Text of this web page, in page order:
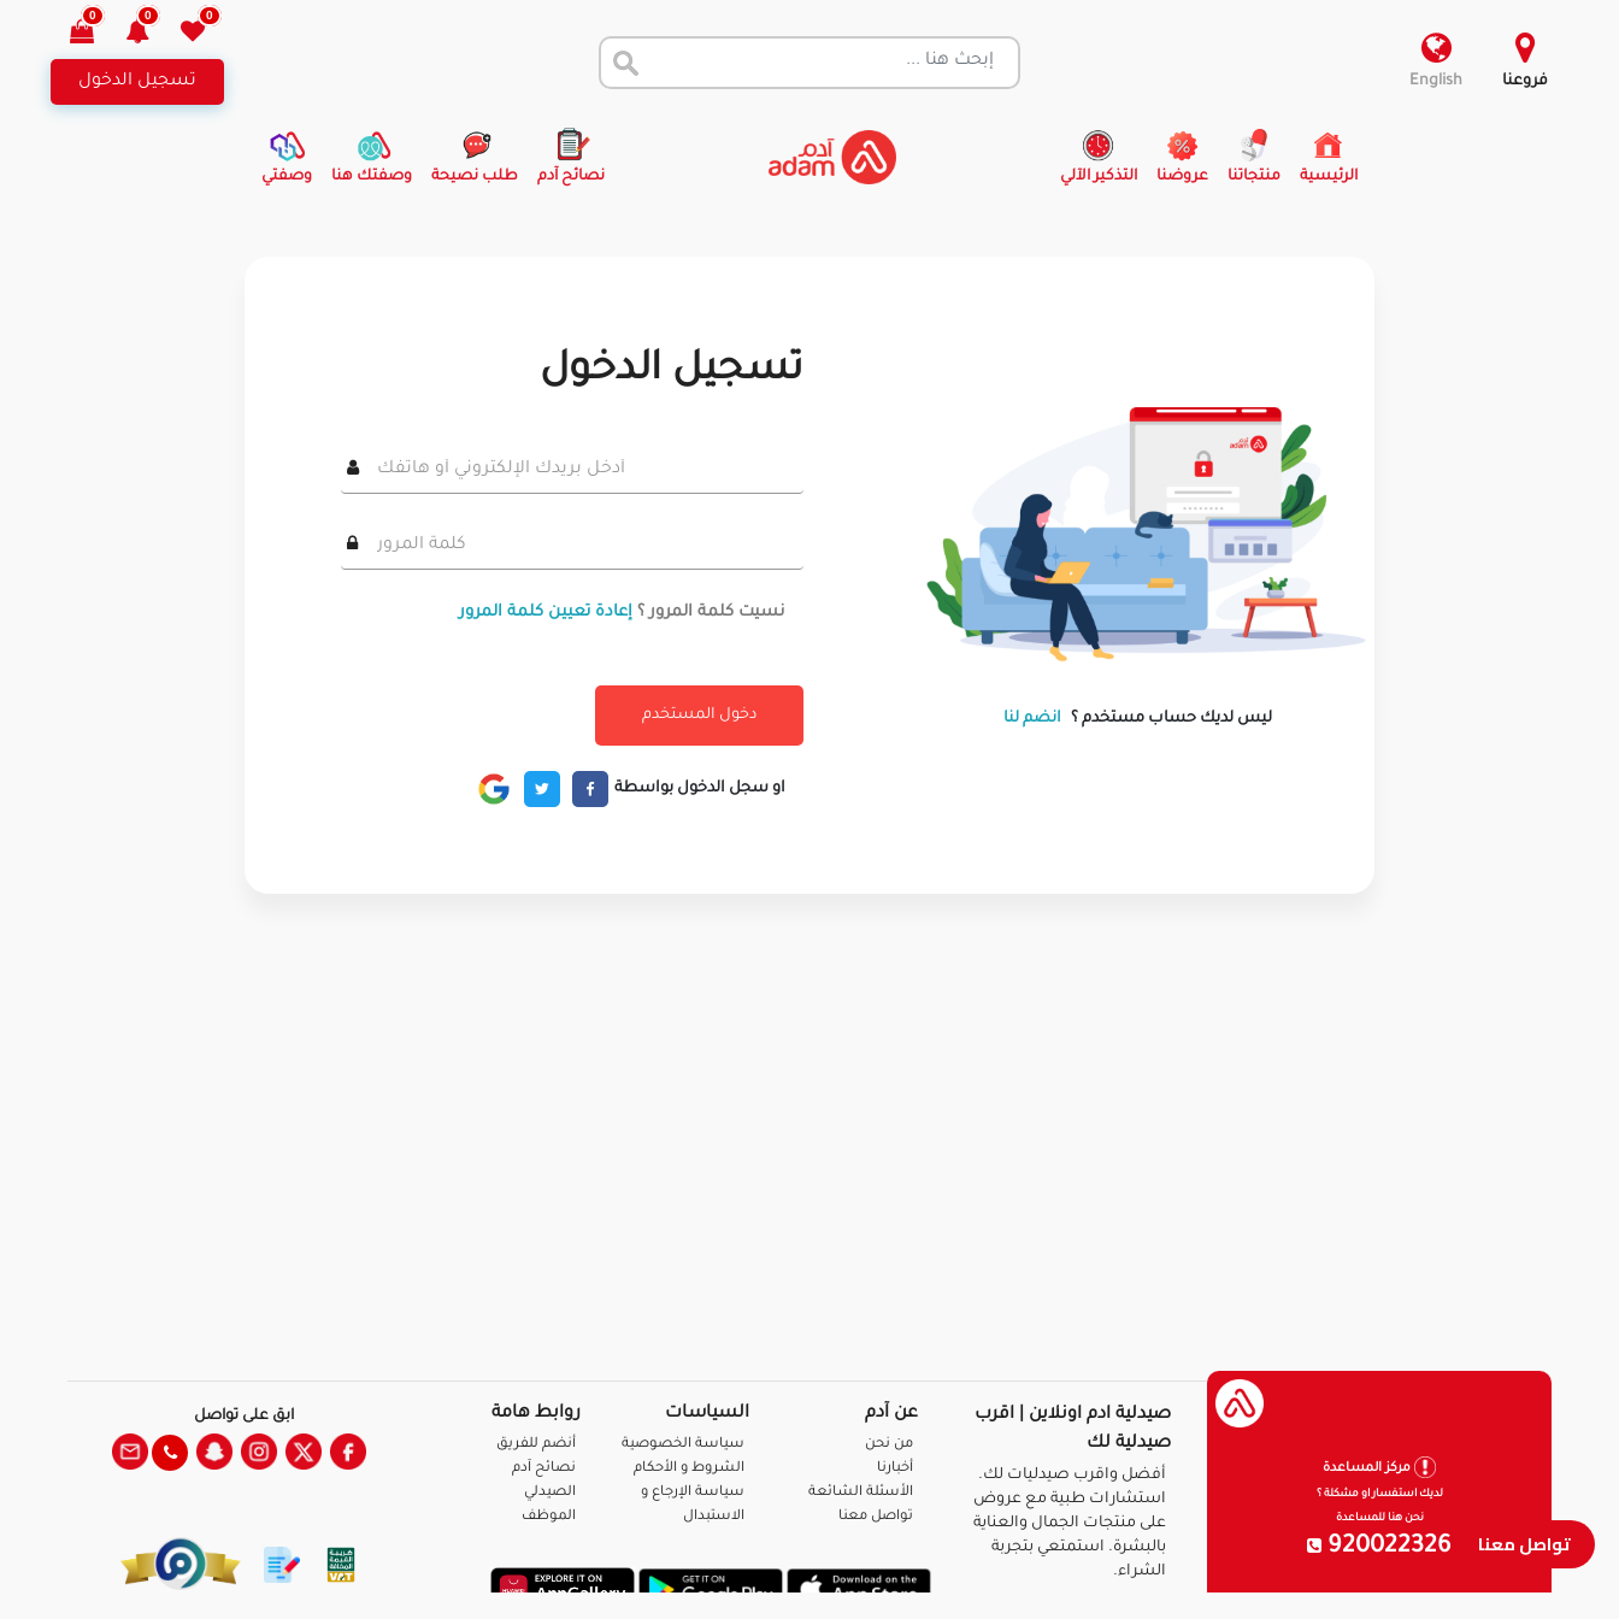
فروعنا English
0
0
0
تسجيل الدخول
الرئيسية
(current) منتجاتنا عروضنا التذكير الآلي نصائح آدم طلب نصيحة وصفتك هنا وصفتي
ليس لديك حساب مستخدم ؟ انضم لنا
تسجيل الدخول
نسيت كلمة المرور ؟ إعادة تعيين كلمة المرور
او سجل الدخول بواسطة
تواصل معنا
مركز المساعدة
لديك استفسار او مشكلة ؟
نحن هنا للمساعدة
920022326
صيدلية ادم اونلاين | اقرب
صيدلية لك
أفضل واقرب صيدليات لك.
استشارات طبية مع عروض
على منتجات الجمال والعناية
بالبشرة. استمتعي بتجربة
الشراء.
عن آدم
من نحن
أخبارنا
الأسئلة الشائعة
تواصل معنا
السياسات
سياسة الخصوصية
الشروط و الأحكام
سياسة الإرجاع و
الاستبدال
روابط هامة
أنضم للفريق
نصائح آدم
الصيدلي
الموظف
ابق على تواصل